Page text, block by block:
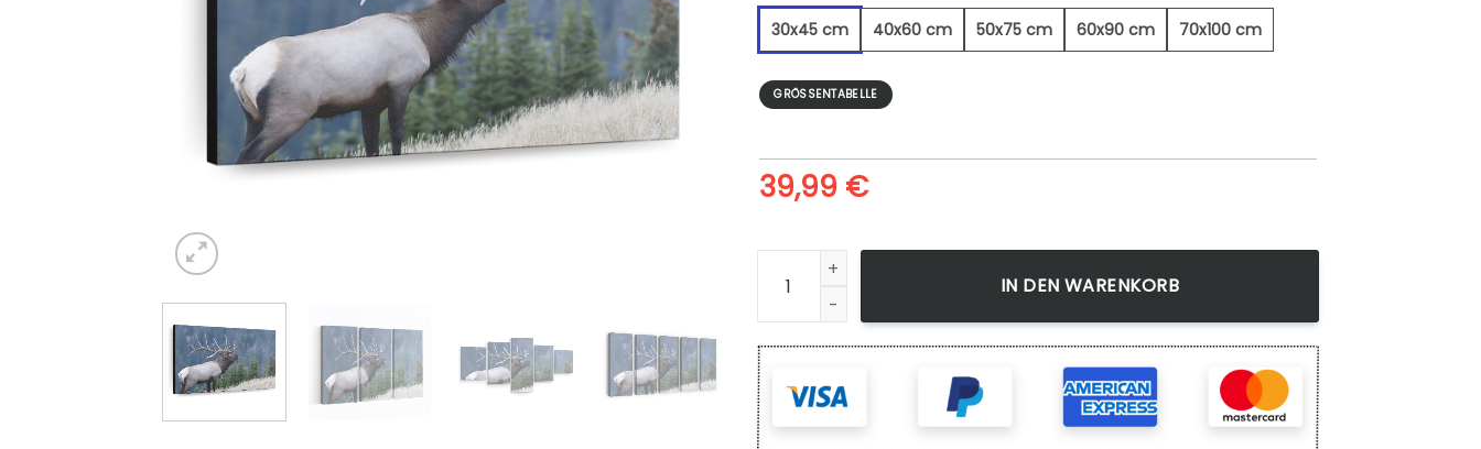
30x45 cm
40x60 cm 50x75 cm 60x90 cm 70x100 cm
GRÖSSENTABELLE
39,99 €
Elch in den Bergen - Leinwandbild Menge
IN DEN WARENKORB